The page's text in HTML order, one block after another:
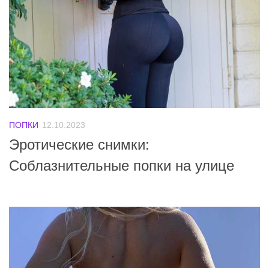
ПОПКИ 12.10.2023
Эротические снимки:
Соблазнительные попки на улице